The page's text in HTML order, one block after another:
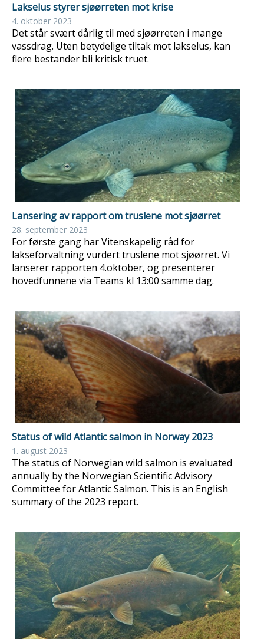
Lakselus styrer sjøørreten mot krise
4. oktober 2023
Det står svært dårlig til med sjøørreten i mange
vassdrag. Uten betydelige tiltak mot lakselus, kan
flere bestander bli kritisk truet.
Lansering av rapport om truslene mot sjøørret
28. september 2023
For første gang har Vitenskapelig råd for
lakseforvaltning vurdert truslene mot sjøørret. Vi
lanserer rapporten 4.oktober, og presenterer
hovedfunnene via Teams kl 13:00 samme dag.
Status of wild Atlantic salmon in Norway 2023
1. august 2023
The status of Norwegian wild salmon is evaluated
annually by the Norwegian Scientific Advisory
Committee for Atlantic Salmon. This is an English
summary of the 2023 report.